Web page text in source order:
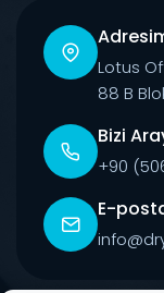
Lotus
88 B
Bizi
+90
E-